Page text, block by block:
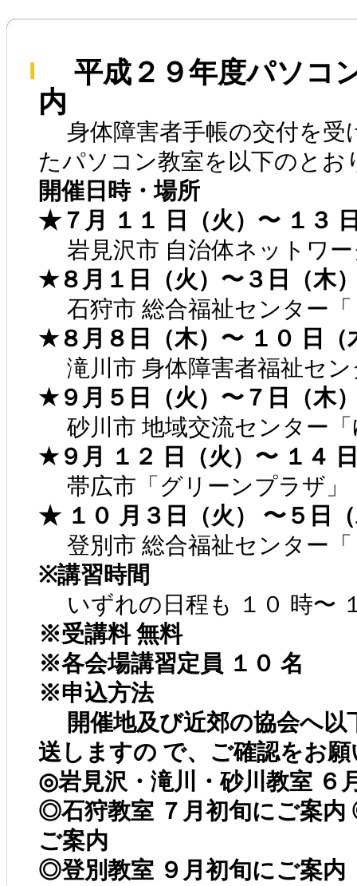
平成２９年度パソコ
内
身体障害者手帳の交付を受
たパソコン教室を以下のとお
開催日時・場所
★７月 １１ 日（火）〜 １３
岩見沢市 自治体ネットワ
★８月１日（火）〜３日（木
石狩市 総合福祉センター「
★８月８日（木）〜 １０ 日（
滝川市 身体障害者福祉セン
★９月５日（火）〜７日（木
砂川市 地域交流センター「
★９月 １２ 日（火）〜 １４
帯広市「グリーンプラザ」
★ １０ 月３日（火） 〜５日
登別市 総合福祉センター「
※講習時間
いずれの日程も １０ 時〜
※受講料 無料
※各会場講習定員 １０ 名
※申込方法
開催地及び近郊の協会へ以
送しますの で、ご確認をお
◎岩見沢・滝川・砂川教室 ６
◎石狩教室 ７月初旬にご案内
ご案内
◎登別教室 ９月初旬にご案内